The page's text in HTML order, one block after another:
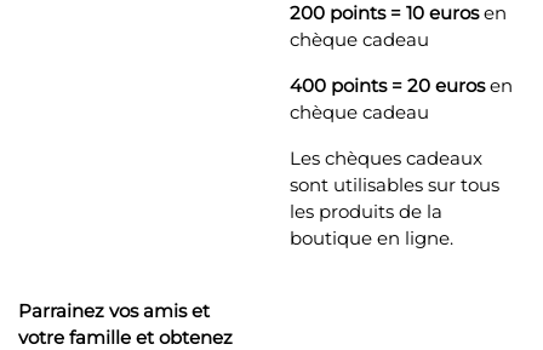
200 points = 10 eurosen
chèque cadeau
400 points = 20 eurosen
chèque cadeau
Les chèques cadeaux
sont utilisables sur tous
les produits de la
boutique en ligne.
Parrainez vos amis et
votre famille et obtenez